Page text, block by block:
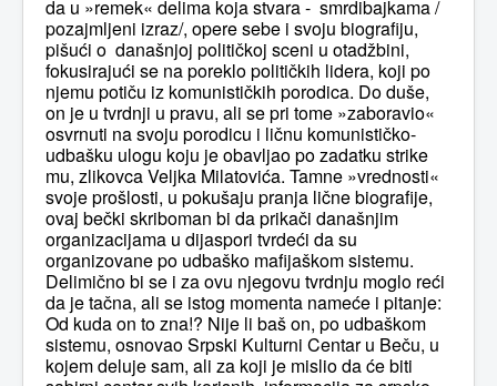
da u »remek« delima koja stvara - smrdibajkama /
pozajmljeni izraz/, opere sebe i svoju biografiju,
pišući o današnjoj političkoj sceni u otadžbini,
fokusirajući se na poreklo političkih lidera, koji po
njemu potiču iz komunističkih porodica. Do duše,
on je u tvrdnji u pravu, ali se pri tome »zaboravio«
osvrnuti na svoju porodicu i ličnu komunističko-
udbašku ulogu koju je obavljao po zadatku strike
mu, zlikovca Veljka Milatovića. Tamne »vrednosti«
svoje prošlosti, u pokušaju pranja lične biografije,
ovaj bečki skriboman bi da prikači današnjim
organizacijama u dijaspori tvrdeći da su
organizovane po udbaško mafijaškom sistemu.
Delimično bi se i za ovu njegovu tvrdnju moglo reći
da je tačna, ali se istog momenta nameće i pitanje:
Od kuda on to zna!? Nije li baš on, po udbaškom
sistemu, osnovao Srpski Kulturni Centar u Beču, u
kojem deluje sam, ali za koji je mislio da će biti